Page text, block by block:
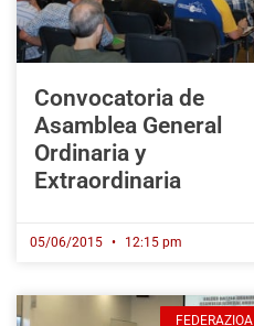
Convocatoria de
Asamblea General
Ordinaria y
Extraordinaria
05/06/2015 12:15 pm
FEDERAZIOA